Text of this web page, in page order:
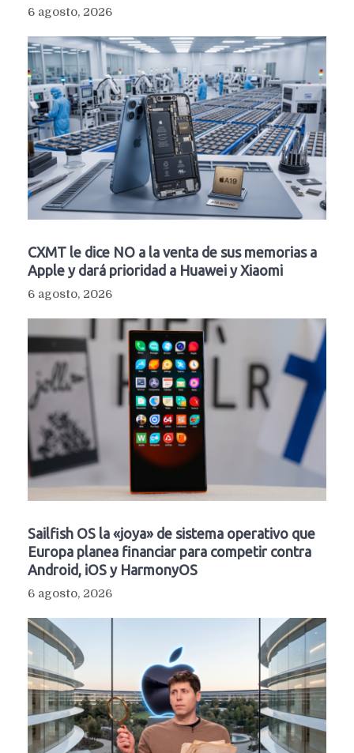
6 agosto, 2026
CXMT le dice NO a la venta de sus memorias a
Apple y dará prioridad a Huawei y Xiaomi
6 agosto, 2026
Sailfish OS la «joya» de sistema operativo que
Europa planea financiar para competir contra
Android, iOS y HarmonyOS
6 agosto, 2026